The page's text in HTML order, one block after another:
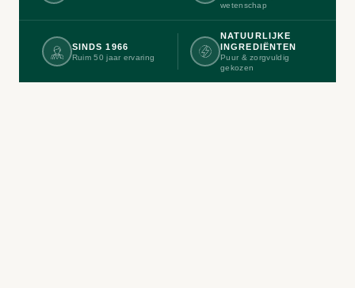
wetenschap
SINDS 1966
Ruim 50 jaar ervaring
NATUURLIJKE
INGREDIËNTEN
Puur & zorgvuldig
gekozen